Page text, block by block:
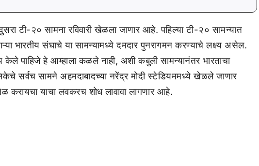
टी-२० सामना रविवारी खेळला जाणार आहे. पहिल्या टी-२० सामन्यात
भारतीय संघाचे या सामन्यामध्ये दमदार पुनरागमन करण्याचे लक्ष्य असेल.
केले पाहिजे हे आम्हाला कळले नाही, अशी कबुली सामन्यानंतर भारताचा
सर्वच सामने अहमदाबादच्या नरेंद्र मोदी स्टेडियममध्ये खेळले जाणार
याचा लवकरच शोध लावावा लागणार आहे.